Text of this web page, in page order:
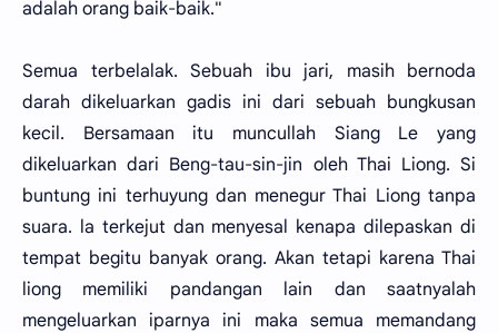
adalah orang baik-baik."
Semua terbelalak. Sebuah ibu jari, masih bernoda
darah dikeluarkan gadis ini dari sebuah bungkusan
kecil. Bersamaan itu muncullah Siang Le yang
dikeluarkan dari Beng-tau-sin-jin oleh Thai Liong. Si
buntung ini terhuyung dan menegur Thai Liong tanpa
suara. la terkejut dan menyesal kenapa dilepaskan di
tempat begitu banyak orang. Akan tetapi karena Thai
liong memiliki pandangan lain dan saatnyalah
mengeluarkan iparnya ini maka semua memandang